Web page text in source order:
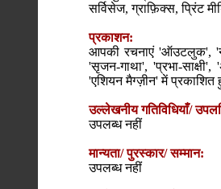
सर्विसेज, ग्राफ़िक्स, प्रिंट
प्रकाशन:
आपकी रचनाएं 'ऑउटलुक', 'नई
'सृजन-गाथा', 'प्रभा-
'एशियन मैग्ज़ीन' में प्रकाशित
उल्लेखनीय गतिविधियाँ/
उपलब्ध नहीं
मान्यता/ पुरस्कार/ सम्मान:
उपलब्ध नहीं